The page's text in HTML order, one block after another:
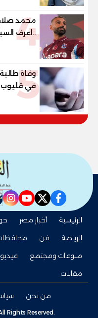
4
محمد
..اعرف
5
وفاة
في قليوب
facebook
twitter
الرئيسية أخبار مصر
الرياضة
فن
منوعات ومجتمع
مقالات
من نحن
Rights Reserved.